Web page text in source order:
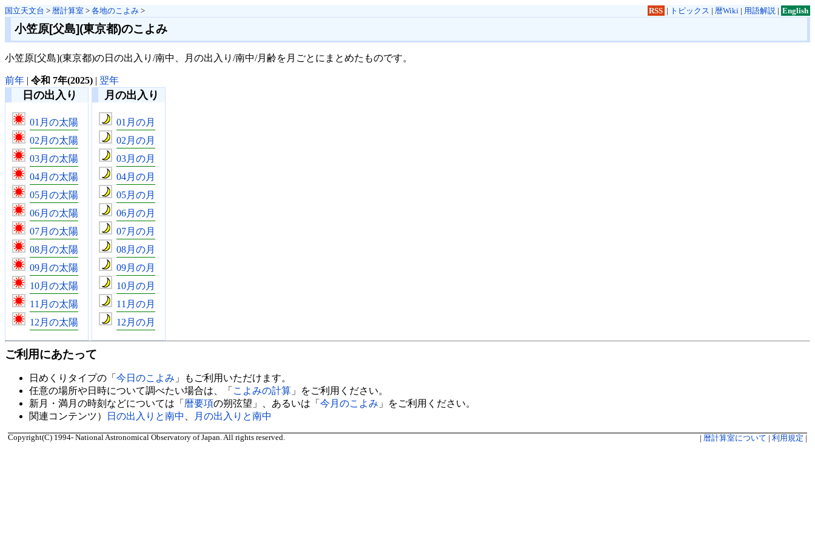
国立天文台 > 暦計算室 > 各地のこよみ > RSS | トピックス | 暦Wiki| 用語解説| English
小笠原[父島](東京都)のこよみ
小笠原[父島](東京都)の日の出入り/南中、月の出入り/南中/月齢を月ごとにまとめたものです。
前年 | 令和 7年(2025) | 翌年
日の出入り
01月の太陽
02月の太陽
03月の太陽
04月の太陽
05月の太陽
06月の太陽
07月の太陽
08月の太陽
09月の太陽
10月の太陽
11月の太陽
12月の太陽
月の出入り
01月の月
02月の月
03月の月
04月の月
05月の月
06月の月
07月の月
08月の月
09月の月
10月の月
11月の月
12月の月
ご利用にあたって
日めくりタイプの「 今日のこよみ 」もご利用いただけます。
任意の場所や日時について調べたい場合は、「 こよみの計算 」をご利用ください。
新月・満月の時刻などについては「 暦要項の朔弦望」、あるいは「 今月のこよみ 」をご利用ください。
関連コンテンツ）
日の出入りと南中 月の出入りと南中
Copyright(C) 1994- National Astronomical Observatory of Japan. All rights reserved. | 暦計算室について | 利用規定 |